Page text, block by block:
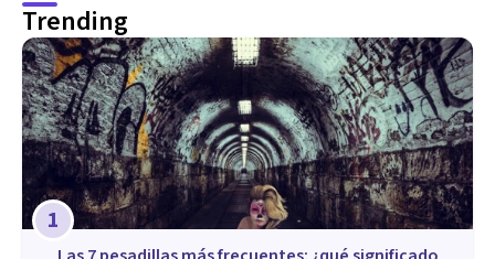
Trending
1